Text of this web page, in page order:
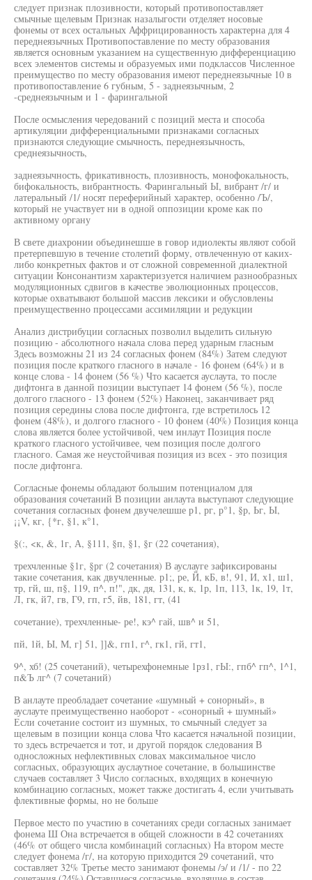
следует признак плозивности, который противопоставляет
смычные щелевым Признак назалыгости отделяет носовые
фонемы от всех остальных Аффрицированность характерна для 4
переднеязычных Противопоставление по месту образования
является основным указанием на существенную дифференциацию
всех элементов системы и образуемых ими подклассов Численное
преимущество по месту образования имеют переднеязычные 10 в
противопоставление 6 губным, 5 - заднеязычным, 2
-среднеязычным и 1 - фарингальной
После осмысления чередований с позиций места и способа
артикуляции дифференциальными признаками согласных
признаются следующие смычность, переднеязычность,
среднеязычность,
заднеязычность, фрикативность, плозивность, монофокальность,
бифокальность, вибрантность. Фарингальный Ы, вибрант /г/ и
латеральный /1/ носят переферийный характер, особенно /Ъ/,
который не участвует ни в одной оппозиции кроме как по
активному органу
В свете диахронии объединешше в говор идиолекты являют собой
претерпевшую в течение столетий форму, отвлеченную от каких-
либо конкретных фактов и от сложной современной диалектной
ситуации Консонантизм характеризуется наличием разнообразных
модуляционных сдвигов в качестве эволюционных процессов,
которые охватывают большой массив лексики и обусловлены
преимущественно процессами ассимиляции и редукции
Анализ дистрибуции согласных позволил выделить сильную
позицию - абсолютного начала слова перед ударным гласным
Здесь возможны 21 из 24 согласных фонем (84%) Затем следуют
позиция после краткого гласного в начале - 16 фонем (64%) и в
конце слова - 14 фонем (56 %) Что касается ауслаута, то после
дифтонга в данной позиции выступает 14 фонем (56 %), после
долгого гласного - 13 фонем (52%) Наконец, заканчивает ряд
позиция середины слова после дифтонга, где встретилось 12
фонем (48%), и долгого гласного - 10 фонем (40%) Позиция конца
слова является более устойчивой, чем инлаут Позиция после
краткого гласного устойчивее, чем позиция после долгого
гласного. Самая же неустойчивая позиция из всех - это позиция
после дифтонга.
Согласные фонемы обладают большим потенциалом для
образования сочетаний В позиции анлаута выступают следующие
сочетания согласных фонем двучелешше р1, рг, р°1, §р, Ьг, Ы,
¡¡V, кг, {*г, §1, к°1,
§(:, <к, &, 1г, А, §111, §п, §1, §г (22 сочетания),
трехчленные §1г, §рг (2 сочетания) В ауслауге зафиксированы
такие сочетания, как двучленные. р1;, ре, Й, кБ, в!, 91, И, х1, ш1,
тр, гй, ш, п§, 119, п^, п!", дк, дя, 131, к, к, 1р, 1п, 113, 1к, 19, 1т,
Л, гк, й7, гв, Г9, гп, г5, йв, 181, гт, (41
сочетание), трехчленные- ре!, кэ^ гай, шв^ и 51,
пй, 1й, Ы, М, г] 51, ]]&, гп1, г^, гк1, гй, гт1,
9^, хб! (25 сочетаний), четырехфонемные 1рз1, гЫ:, гпб^ гп^, 1^1,
п&Ъ лг^ (7 сочетаний)
В анлауте преобладает сочетание «шумный + сонорный», в
ауслауте преимущественно наоборот - «сонорный + шумный»
Если сочетание состоит из шумных, то смычный следует за
щелевым в позиции конца слова Что касается начальной позиции,
то здесь встречается и тот, и другой порядок следования В
односложных нефлективных словах максимальное число
согласных, образующих ауслаутное сочетание, в большинстве
случаев составляет 3 Число согласных, входящих в конечную
комбинацию согласных, может также достигать 4, если учитывать
флективные формы, но не больше
Первое место по участию в сочетаниях среди согласных занимает
фонема Ш Она встречается в общей сложности в 42 сочетаниях
(46% от общего числа комбинаций согласных) На втором месте
следует фонема /г/, на которую приходится 29 сочетаний, что
составляет 32% Третье место занимают фонемы /э/ и /1/ - по 22